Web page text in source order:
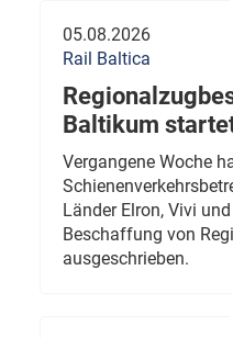
05.08.2026
Rail Baltica
Baltikum
Vergangene Woche
Länder Elron, Vivi
Beschaffung von
ausgeschrieben.